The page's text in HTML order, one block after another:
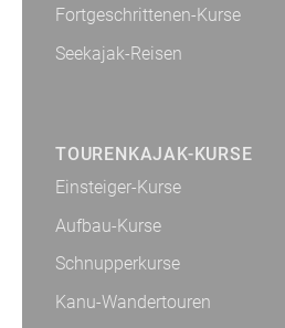
Fortgeschrittenen-Kurse
Seekajak-Reisen
TOURENKAJAK-KURSE
Einsteiger-Kurse
Aufbau-Kurse
Schnupperkurse
Kanu-Wandertouren